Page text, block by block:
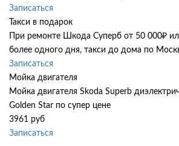
Записаться
Такси в подарок
При ремонте Шкода Суперб от 50 000₽
более одного дня, такси до дома по
Записаться
Мойка двигателя
Мойка двигателя Skoda Superb
Golden Star по супер цене
3961 руб
Записаться